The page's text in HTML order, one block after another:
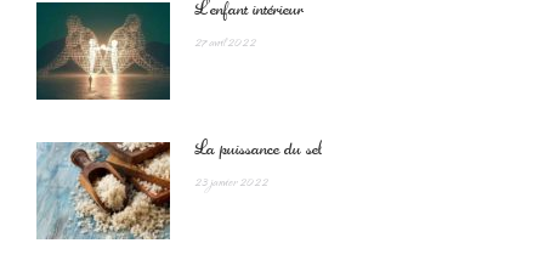
L’enfant intérieur
27 avril 2022
La puissance du sel
23 janvier 2022